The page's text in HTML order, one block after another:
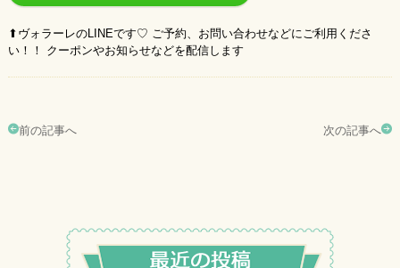
⬆︎ヴォラーレのLINEです♡ ご予約、お問い合わせなどにご利用くださ
い！！ クーポンやお知らせなどを配信します
前の記事へ 次の記事へ